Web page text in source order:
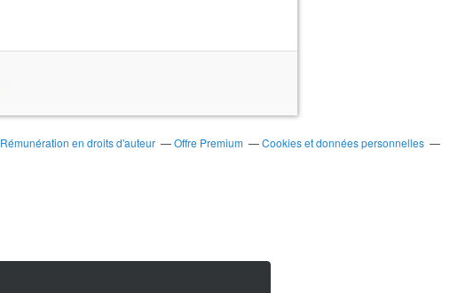
Rémunération en droits d'auteur Offre Premium
Cookies et données personnelles